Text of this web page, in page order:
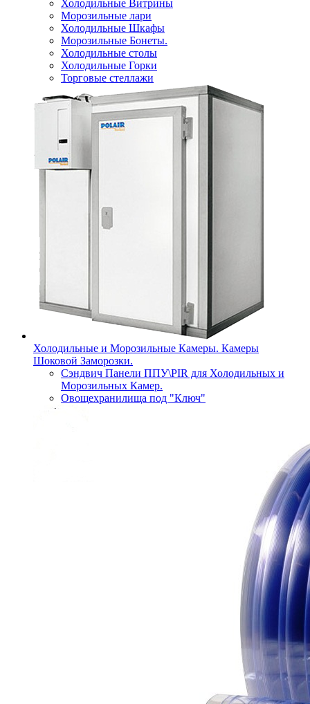
Холодильные Витрины
Морозильные лари
Холодильные Шкафы
Морозильные Бонеты.
Холодильные столы
Холодильные Горки
Торговые стеллажи
Холодильные и Морозильные Камеры. Камеры
Шоковой Заморозки.
Сэндвич Панели ППУ\PIR для Холодильных и
Морозильных Камер.
Овощехранилища под "Ключ"